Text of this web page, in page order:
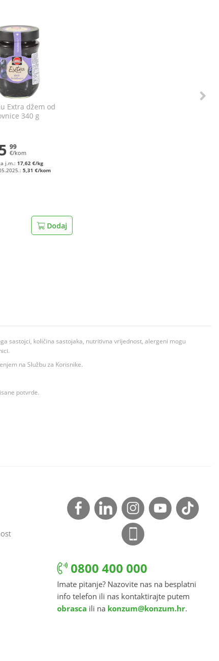
Extra džem od
340 g
99
€/kom
j.m.:17,62 €/kg
5,31 €/kom
Dodaj
sastojci, količina sastojaka, nutritivna vrijednost, alergeni mogu
na Službu za Korisnike.
potvrde.
0800 400 000
Imate pitanje? Nazovite nas na besplatni
info telefon ili nas kontaktirajte putem
obrasca ili na konzum@konzum.hr.